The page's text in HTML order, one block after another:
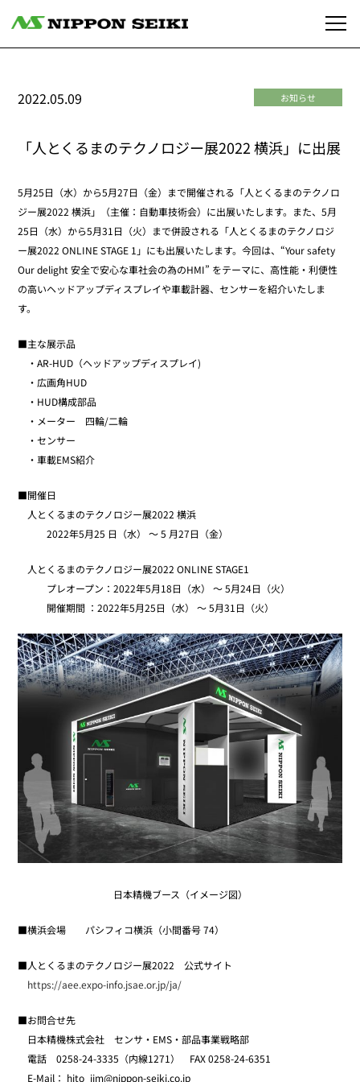
お知らせ
2022.05.09
「人とくるまのテクノロジー展2022 横浜」に出展
5月25日（水）から5月27日（金）まで開催される「人とくるまのテクノロ
ジー展2022 横浜」（主催：自動車技術会）に出展いたします。また、5月
25日（水）から5月31日（火）まで併設される「人とくるまのテクノロジ
ー展2022 ONLINE STAGE 1」にも出展いたします。今回は、“Your safety
Our delight 安全で安心な車社会の為のHMI” をテーマに、高性能・利便性
の高いヘッドアップディスプレイや車載計器、センサーを紹介いたしま
す。
■主な展示品
・AR-HUD（ヘッドアップディスプレイ)
・広画角HUD
・HUD構成部品
・メーター 四輪/二輪
・センサー
・車載EMS紹介
■開催日
人とくるまのテクノロジー展2022 横浜
2022年5月25 日（水） ～ 5 月27日（金）
人とくるまのテクノロジー展2022 ONLINE STAGE1
プレオープン：2022年5月18日（水） ～ 5月24日（火）
開催期間 ：2022年5月25日（水） ～ 5月31日（火）
日本精機ブース（イメージ図）
■横浜会場 パシフィコ横浜（小間番号 74）
■人とくるまのテクノロジー展2022 公式サイト
https://aee.expo-info.jsae.or.jp/ja/
■お問合せ先
日本精機株式会社 センサ・EMS・部品事業戦略部
電話 0258-24-3335（内線1271） FAX 0258-24-6351
E-Mail： hito_jim@nippon-seiki.co.jp